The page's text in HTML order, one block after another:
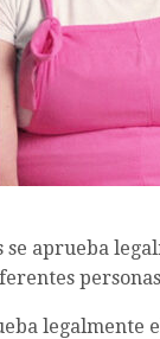
se aprueba